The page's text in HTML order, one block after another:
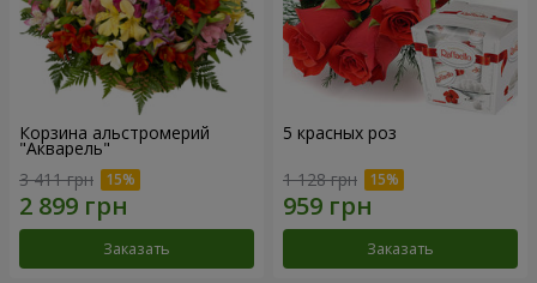
Корзина альстромерий
"Акварель"
3 411 грн
Заказать
5 красных роз
1 128 грн
Заказать